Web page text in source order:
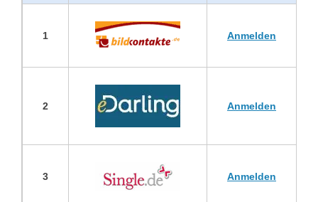
1 Anmelden
2 Anmelden
3 Anmelden